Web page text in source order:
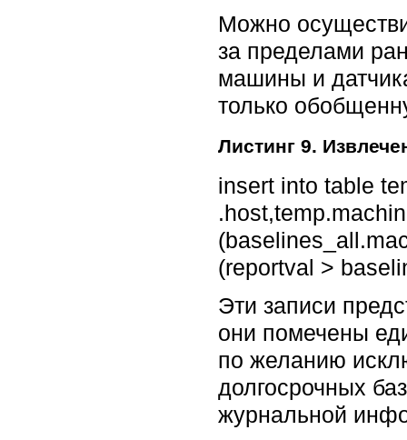
Можно
за пределами
машины и
только
Листинг 9.
insert into table
(reportval >
Эти записи
они помечены
по желанию
долгосрочных
журнальной